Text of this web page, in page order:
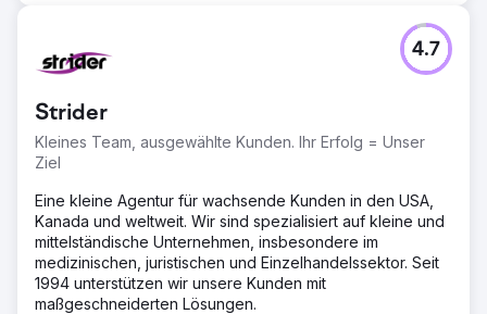
Strider
Kleines Team, ausgewählte Kunden. Ihr Erfolg = Unser
Ziel
4.7
Eine kleine Agentur für wachsende Kunden in den USA,
Kanada und weltweit. Wir sind spezialisiert auf kleine und
mittelständische Unternehmen, insbesondere im
medizinischen, juristischen und Einzelhandelssektor. Seit
1994 unterstützen wir unsere Kunden mit
maßgeschneiderten Lösungen.